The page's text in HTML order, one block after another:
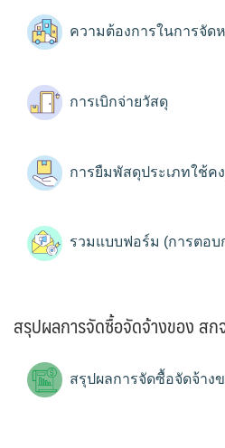
ความต้องการในการจัด
การเบิกจ่ายวัสดุ
การยืมพัสดุประเภทใช้ค
รวมแบบฟอร์ม (การตอ
สรุปผลการจัดซื้อจัดจ้างของ สก
สรุปผลการจัดซื้อจัดจ้าง